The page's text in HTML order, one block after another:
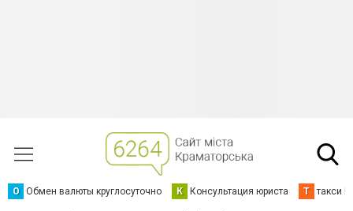
О Обмен валюты круглосуточно К Консультация юриста Т такси